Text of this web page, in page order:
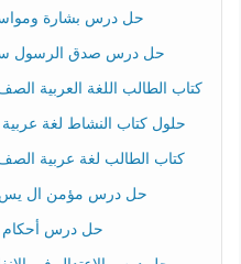
حل درس بشارة
حل درس صدق الرسول سورة يس 1-12
كتاب الطالب اللغة العربية الصف
حلول كتاب النشاط لغة عربية
كتاب الطالب لغة عربية الصف
حل درس مؤمن ال يس
حل درس أحكام